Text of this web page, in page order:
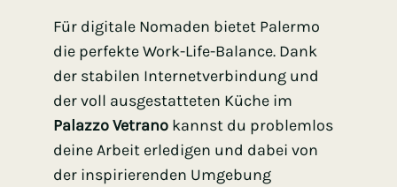
Für digitale Nomaden bietet Palermo
die perfekte Work-Life-Balance. Dank
der stabilen Internetverbindung und
der voll ausgestatteten Küche im
Palazzo Vetrano kannst du problemlos
deine Arbeit erledigen und dabei von
der inspirierenden Umgebung